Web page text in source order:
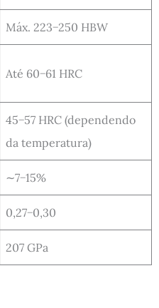
Máx. 223−250 HBW
Até 60−61 HRC
45−57 HRC (dependendo
da temperatura)
∼7−15%
0,27−0,30
207 GPa